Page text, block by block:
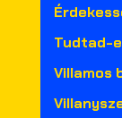
Tudtad-
Villamos